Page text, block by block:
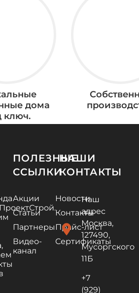
дома
ключ.
ПОЛЕЗНЫЕ
ССЫЛКИ
Акции
Новости
Статьи
Контакты
ПартнерыПрайс-лист
Видео-
канал
Сертификаты
НАШИ
КОНТАКТЫ
location_on
Наш
адрес
Москва,
127490,
Мусоргского
11Б
+7
(929)